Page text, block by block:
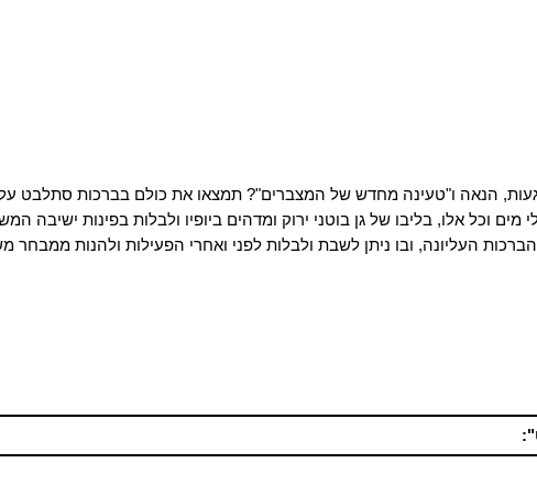
הנאה ו"טעינה מחדש של המצברים"? תמצאו את כולם בברכות סתלבט
וכל אלו, בליבו של גן בוטני ירוק ומדהים ביופיו ולבלות בפינות ישיבה
העליונה, ובו ניתן לשבת ולבלות לפני ואחרי הפעילות ולהנות ממבחר